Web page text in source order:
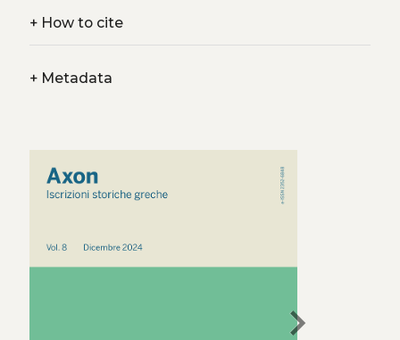
+How to cite
+Metadata
chevron_right